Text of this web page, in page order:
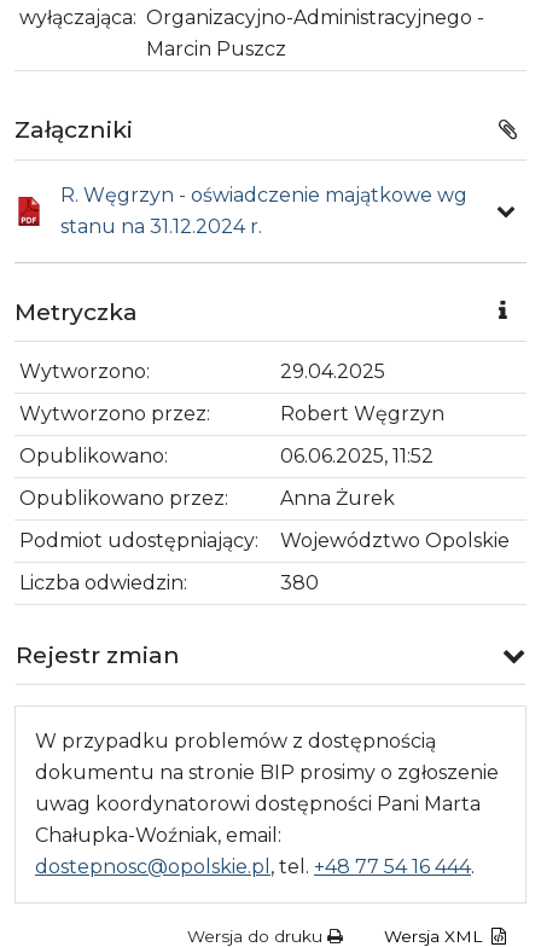
wyłączająca: Organizacyjno-Administracyjnego -
Marcin Puszcz
Załączniki
R. Węgrzyn - oświadczenie majątkowe wg
stanu na 31.12.2024 r.
Metryczka
Wytworzono:
29.04.2025
Wytworzono przez:
Robert Węgrzyn
Opublikowano:
06.06.2025, 11:52
Opublikowano przez:
Anna Żurek
Podmiot udostępniający:
Województwo Opolskie
Liczba odwiedzin:
380
Rejestr zmian
W przypadku problemów z dostępnością
dokumentu na stronie BIP prosimy o zgłoszenie
uwag koordynatorowi dostępności Pani Marta
Chałupka-Woźniak, email:
dostepnosc@opolskie.pl , tel. +48 77 54 16 444.
Wersja do druku Wersja XML